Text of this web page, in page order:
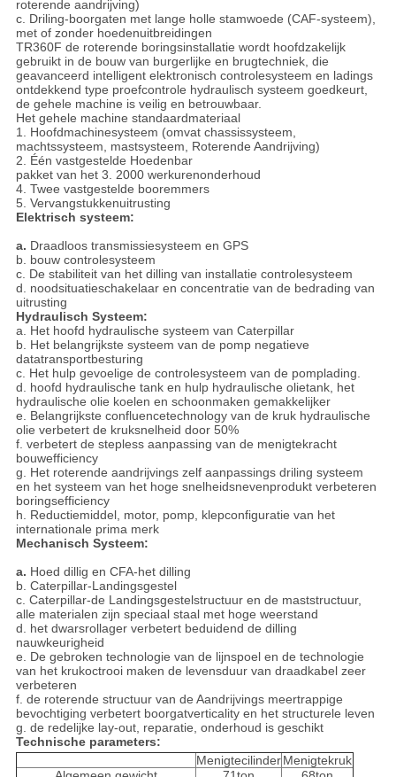
roterende aandrijving)
c. Driling-boorgaten met lange holle stamwoede (CAF-systeem),
met of zonder hoedenuitbreidingen
TR360F de roterende boringsinstallatie wordt hoofdzakelijk
gebruikt in de bouw van burgerlijke en brugtechniek, die
geavanceerd intelligent elektronisch controlesysteem en ladings
ontdekkend type proefcontrole hydraulisch systeem goedkeurt,
de gehele machine is veilig en betrouwbaar.
Het gehele machine standaardmateriaal
1. Hoofdmachinesysteem (omvat chassissysteem,
machtssysteem, mastsysteem, Roterende Aandrijving)
2. Één vastgestelde Hoedenbar
pakket van het 3. 2000 werkurenonderhoud
4. Twee vastgestelde booremmers
5. Vervangstukkenuitrusting
Elektrisch systeem:
a. Draadloos transmissiesysteem en GPS
b. bouw controlesysteem
c. De stabiliteit van het dilling van installatie controlesysteem
d. noodsituatieschakelaar en concentratie van de bedrading van
uitrusting
Hydraulisch Systeem:
a. Het hoofd hydraulische systeem van Caterpillar
b. Het belangrijkste systeem van de pomp negatieve
datatransportbesturing
c. Het hulp gevoelige de controlesysteem van de pomplading.
d. hoofd hydraulische tank en hulp hydraulische olietank, het
hydraulische olie koelen en schoonmaken gemakkelijker
e. Belangrijkste confluencetechnology van de kruk hydraulische
olie verbetert de kruksnelheid door 50%
f. verbetert de stepless aanpassing van de menigtekracht
bouwefficiency
g. Het roterende aandrijvings zelf aanpassings driling systeem
en het systeem van het hoge snelheidsnevenprodukt verbeteren
boringsefficiency
h. Reductiemiddel, motor, pomp, klepconfiguratie van het
internationale prima merk
Mechanisch Systeem:
a. Hoed dillig en CFA-het dilling
b. Caterpillar-Landingsgestel
c. Caterpillar-de Landingsgestelstructuur en de maststructuur,
alle materialen zijn speciaal staal met hoge weerstand
d. het dwarsrollager verbetert beduidend de dilling
nauwkeurigheid
e. De gebroken technologie van de lijnspoel en de technologie
van het krukoctrooi maken de levensduur van draadkabel zeer
verbeteren
f. de roterende structuur van de Aandrijvings meertrappige
bevochtiging verbetert boorgatverticality en het structurele leven
g. de redelijke lay-out, reparatie, onderhoud is geschikt
Technische parameters:
MenigtecilinderMenigtekruk